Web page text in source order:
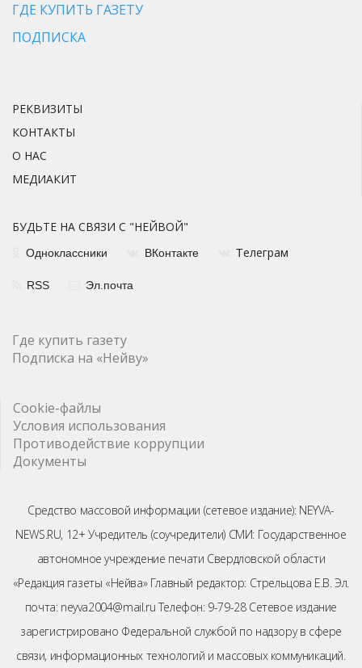
ГДЕ КУПИТЬ ГАЗЕТУ
ПОДПИСКА
РЕКВИЗИТЫ
КОНТАКТЫ
О НАС
МЕДИАКИТ
БУДЬТЕ НА СВЯЗИ С "НЕЙВОЙ"
Одноклассники ВКонтакте Телеграм
RSS Эл.почта
Где купить газету
Подписка на «Нейву»
Cookie-файлы
Условия использования
Противодействие коррупции
Документы
Средство массовой информации (сетевое издание): NEYVA-
NEWS.RU, 12+ Учредитель (соучредители) СМИ: Государственное
автономное учреждение печати Свердловской области
«Редакция газеты «Нейва» Главный редактор: Стрельцова Е.В. Эл.
почта: neyva2004@mail.ru Телефон: 9-79-28 Сетевое издание
зарегистрировано Федеральной службой по надзору в сфере
связи, информационных технологий и массовых коммуникаций.